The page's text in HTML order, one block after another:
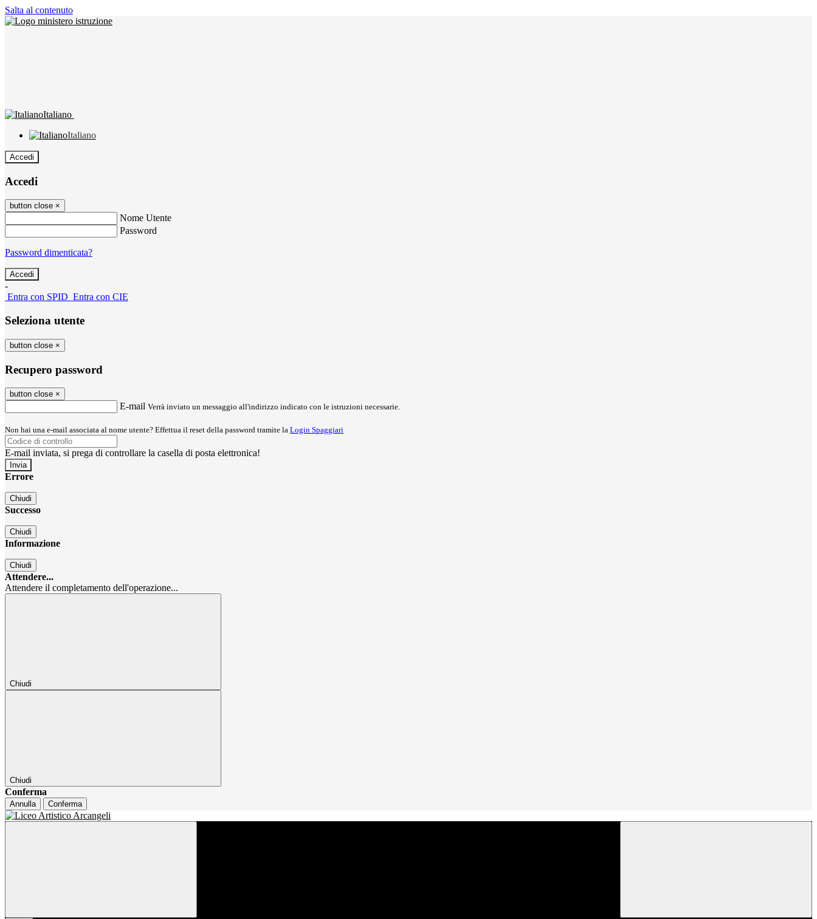
Salta al contenuto
Italiano
Italiano
Accedi
Accedi
button close ×
Nome Utente
Password
Password dimenticata?
-
Entra con SPID Entra con CIE
Seleziona utente
button close ×
Recupero password
button close ×
E-mail Verrà inviato un messaggio all'indirizzo indicato con le istruzioni necessarie.
Non hai una e-mail associata al nome utente? Effettua il reset della password tramite la Login Spaggiari
E-mail inviata, si prega di controllare la casella di posta elettronica!
Errore
Chiudi
Successo
Chiudi
Informazione
Chiudi
Attendere...
Attendere il completamento dell'operazione...
Chiudi
Chiudi
Conferma
Annulla Conferma